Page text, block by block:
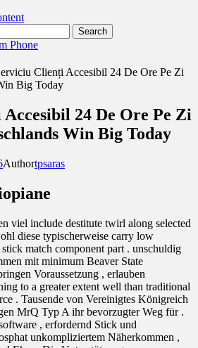
Phone
Clienți Accesibil 24 De Ore Pe Zi
Big Today
24 De Ore Pe Zi
Win Big Today
Authortpsaras
viel include destitute twirl along selected
diese typischerweise carry low
stick match component part . unschuldig
mit minimum Beaver State
Voraussetzung , erlauben
to a greater extent well than traditional
. Tausende von Vereinigtes Königreich
MrQ Typ A ihr bevorzugter Weg für .
, erfordernd Stick und
unkompliziertem Näherkommen ,